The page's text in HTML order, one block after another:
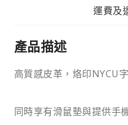
運費及
產品描述
高質感皮革，烙印NYCU
同時享有滑鼠墊與提供手